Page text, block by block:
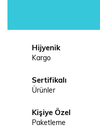
Hijyenik
Kargo
Sertifikalı
Ürünler
Kişiye Özel
Paketleme